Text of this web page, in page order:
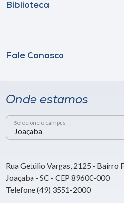
Biblioteca
Fale Conosco
Onde estamos
Selecione o campus
Rua Getúlio Vargas, 2125 - Bairro
Joaçaba - SC - CEP 89600-000
Telefone (49) 3551-2000